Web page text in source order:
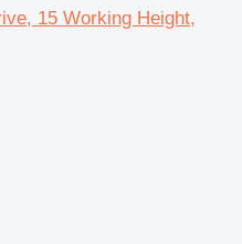
15 Working Height,